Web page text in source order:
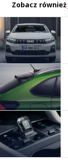
Zobacz również